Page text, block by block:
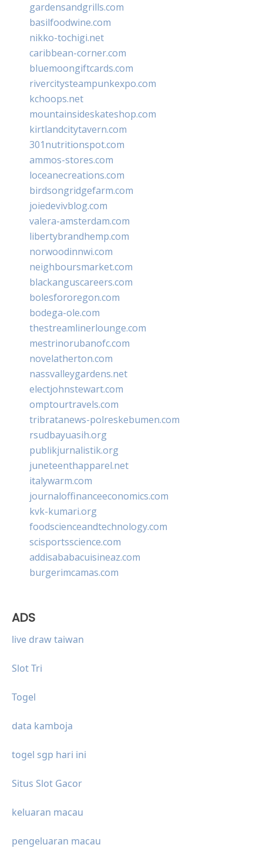
gardensandgrills.com
basilfoodwine.com
nikko-tochigi.net
caribbean-corner.com
bluemoongiftcards.com
rivercitysteampunkexpo.com
kchoops.net
mountainsideskateshop.com
kirtlandcitytavern.com
301nutritionspot.com
ammos-stores.com
loceanecreations.com
birdsongridgefarm.com
joiedevivblog.com
valera-amsterdam.com
libertybrandhemp.com
norwoodinnwi.com
neighboursmarket.com
blackanguscareers.com
bolesfororegon.com
bodega-ole.com
thestreamlinerlounge.com
mestrinorubanofc.com
novelatherton.com
nassvalleygardens.net
electjohnstewart.com
omptourtravels.com
tribratanews-polreskebumen.com
rsudbayuasih.org
publikjurnalistik.org
juneteenthapparel.net
italywarm.com
journaloffinanceeconomics.com
kvk-kumari.org
foodscienceandtechnology.com
scisportsscience.com
addisababacuisineaz.com
burgerimcamas.com
ADS
live draw taiwan
Slot Tri
Togel
data kamboja
togel sgp hari ini
Situs Slot Gacor
keluaran macau
pengeluaran macau